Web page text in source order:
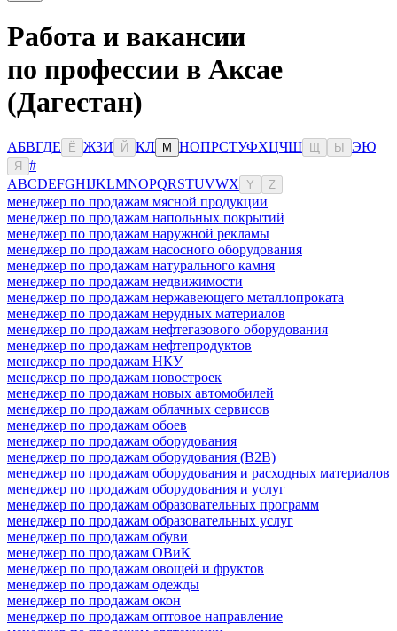
Работа и вакансии
по профессии в Аксае
(Дагестан)
АБВГДЕ Ё ЖЗИ Й КЛ М НОПРСТУФХЦЧШ Ы ЭЮ
Я
#
ABCDEFGHIJKLMNOPQRSTUVWX Y Z
менеджер по продажам мясной продукции
менеджер по продажам напольных покрытий
менеджер по продажам наружной рекламы
менеджер по продажам насосного оборудования
менеджер по продажам натурального камня
менеджер по продажам недвижимости
менеджер по продажам нержавеющего металлопроката
менеджер по продажам нерудных материалов
менеджер по продажам нефтегазового оборудования
менеджер по продажам нефтепродуктов
менеджер по продажам НКУ
менеджер по продажам новостроек
менеджер по продажам новых автомобилей
менеджер по продажам облачных сервисов
менеджер по продажам обоев
менеджер по продажам оборудования
менеджер по продажам оборудования (B2B)
менеджер по продажам оборудования и расходных материалов
менеджер по продажам оборудования и услуг
менеджер по продажам образовательных программ
менеджер по продажам образовательных услуг
менеджер по продажам обуви
менеджер по продажам ОВиК
менеджер по продажам овощей и фруктов
менеджер по продажам одежды
менеджер по продажам окон
менеджер по продажам оптовое направление